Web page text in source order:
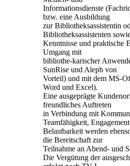
Informationsdienste
bzw. eine Ausbildung
zur Bibliotheksassistentin
Bibliotheksassistenten
Kenntnisse und praktische
Umgang mit
bibliothe-karischer
SunRise und Aleph von
Vorteil) und mit dem MS-
Word und Excel).
Eine ausgeprägte
freundliches Auftreten
in Verbindung mit
Teamfähigkeit,
Belastbarkeit werden
die Bereitschaft zur
Teilnahme an Abend- und
Die Vergütung der